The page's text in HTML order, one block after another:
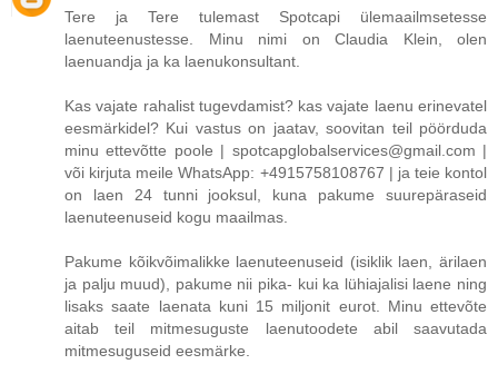
Tere ja Tere tulemast Spotcapi ülemaailmsetesse
laenuteenustesse. Minu nimi on Claudia Klein, olen
laenuandja ja ka laenukonsultant.
Kas vajate rahalist tugevdamist? kas vajate laenu erinevatel
eesmärkidel? Kui vastus on jaatav, soovitan teil pöörduda
minu ettevõtte poole | spotcapglobalservices@gmail.com |
või kirjuta meile WhatsApp: +4915758108767 | ja teie kontol
on laen 24 tunni jooksul, kuna pakume suurepäraseid
laenuteenuseid kogu maailmas.
Pakume kõikvõimalikke laenuteenuseid (isiklik laen, ärilaen
ja palju muud), pakume nii pika- kui ka lühiajalisi laene ning
lisaks saate laenata kuni 15 miljonit eurot. Minu ettevõte
aitab teil mitmesuguste laenutoodete abil saavutada
mitmesuguseid eesmärke.